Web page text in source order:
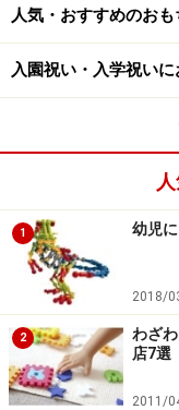
人気・おすすめのおも
入園祝い・入学祝い
1 幼児
2018/
2
わざ
店7選
2011/